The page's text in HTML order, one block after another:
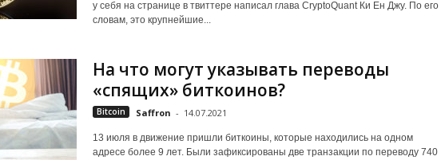
у себя на странице в твиттере написал глава CryptoQuant Ки Ен Джу. По его
словам, это крупнейшие...
На что могут указывать переводы
«спящих» биткоинов?
Bitcoin Saffron - 14.07.2021
13 июля в движение пришли биткоины, которые находились на одном
адресе более 9 лет. Были зафиксированы две транзакции по переводу 740